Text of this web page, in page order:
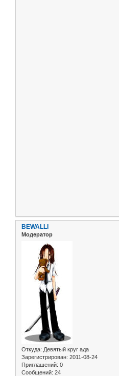
BEWALLI
Модератор
Откуда: Девятый круг ада
Зарегистрирован: 2011-08-24
Приглашений: 0
Сообщений: 24